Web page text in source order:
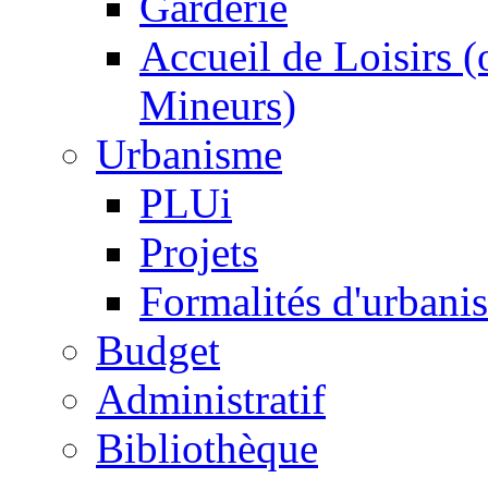
Accueil de Loisirs
Mineurs)
Urbanisme
PLUi
Projets
Formalités
Budget
Administratif
Bibliothèque